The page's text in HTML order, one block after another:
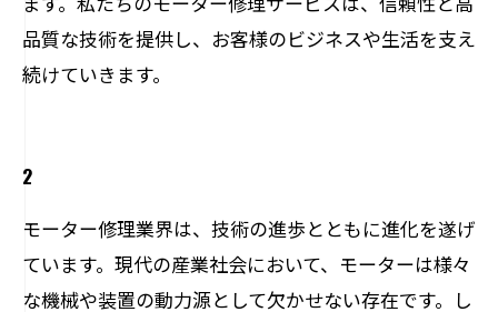
品質な技術を提供し、お客様のビジネスや生活を支え
続けていきます。
2
モーター修理業界は、技術の進歩とともに進化を遂げ
ています。現代の産業社会において、モーターは様々
な機械や装置の動力源として欠かせない存在です。し